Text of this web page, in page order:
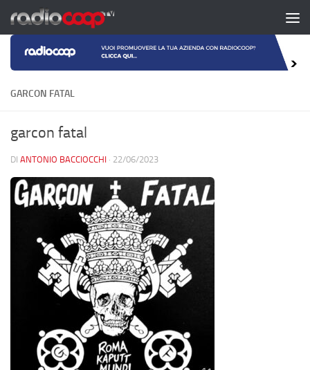
Salta al contenuto
GARCON FATAL
garcon fatal
DI ANTONIO BACCIOCCHI · 22/06/2023